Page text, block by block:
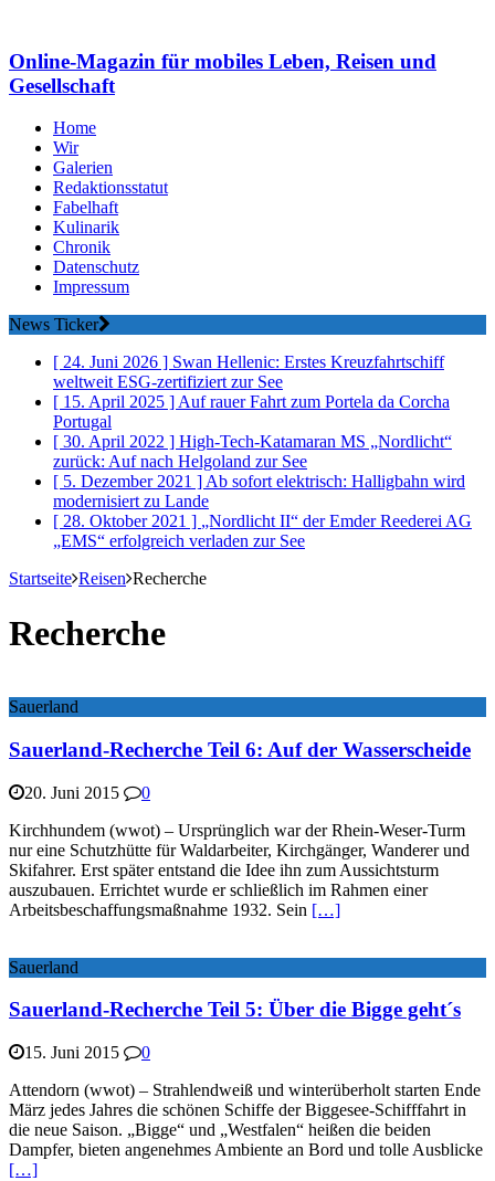
Online-Magazin für mobiles Leben, Reisen und
Gesellschaft
Home
Wir
Galerien
Redaktionsstatut
Fabelhaft
Kulinarik
Chronik
Datenschutz
Impressum
News Ticker
[ 24. Juni 2026 ] Swan Hellenic: Erstes Kreuzfahrtschiff
weltweit ESG-zertifiziertzur See
[ 15. April 2025 ]Auf rauer Fahrt zum Portela da Corcha
Portugal
[ 30. April 2022 ] High-Tech-Katamaran MS „Nordlicht“
zurück: Auf nach Helgoland zur See
[ 5. Dezember 2021 ]Ab sofort elektrisch: Halligbahn wird
modernisiertzu Lande
[ 28. Oktober 2021 ] „Nordlicht II“ der Emder Reederei AG
„EMS“ erfolgreich verladen zur See
Startseite Reisen Recherche
Recherche
Sauerland
Sauerland-Recherche Teil 6: Auf der Wasserscheide
20. Juni 2015
0
Kirchhundem (wwot) – Ursprünglich war der Rhein-Weser-Turm
nur eine Schutzhütte für Waldarbeiter, Kirchgänger, Wanderer und
Skifahrer. Erst später entstand die Idee ihn zum Aussichtsturm
auszubauen. Errichtet wurde er schließlich im Rahmen einer
Arbeitsbeschaffungsmaßnahme 1932. Sein […]
Sauerland
Sauerland-Recherche Teil 5: Über die Bigge geht´s
15. Juni 2015
0
Attendorn (wwot) – Strahlendweiß und winterüberholt starten Ende
März jedes Jahres die schönen Schiffe der Biggesee-Schifffahrt in
die neue Saison. „Bigge“ und „Westfalen“ heißen die beiden
Dampfer, bieten angenehmes Ambiente an Bord und tolle Ausblicke
[…]